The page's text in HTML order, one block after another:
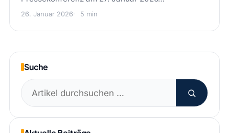
26. Januar 2026 5 min
Suche
Suchen
nach: